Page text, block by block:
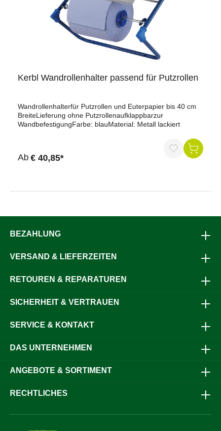
Kerbl Wandrollenhalter passend für Putzrollen
Wandrollenhalterfür Putzrollen und Euterpapier bis 40 cm
BreiteLieferung ohne Putzrollenaufklappbarzur
WandbefestigungFarbe: blauMaterial: Metall lackiert
Ab € 40,85*
BEZAHLUNG
VERSAND & LIEFERZEITEN
RETOUREN & REPARATUREN
SICHERHEIT & VERTRAUEN
SERVICE & KONTAKT
DAS UNTERNEHMEN
ANGEBOTE & SORTIMENT
RECHTLICHES